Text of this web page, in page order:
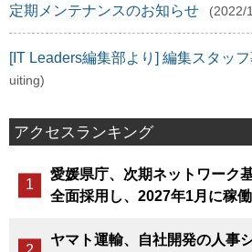
定期メンテナンスのお知らせ (2022/
[IT Leaders編集部より] 編集スタッ
uiting)
アクセスランキング
愛媛県庁、次期ネットワーク
全面採用し、2027年1月に稼働
ヤマト運輸、自社開発の人事